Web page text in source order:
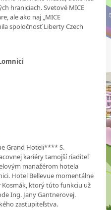
hraniciach. Svetové MICE
ale ako naj „MICE
spoločnosť Liberty Czech
Grand Hoteli**** S.
kariéry tamojší riaditeľ
manažérom hotela
Hotel Bellevue momentálne
ktorý túto funkciu už
Ing. Jany Gantnerovej.
zastupiteľstva.